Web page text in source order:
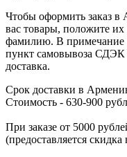
Чтобы оформить заказ
вас товары, положите
фамилию. В примечание
пункт самовывоза СДЭК
доставка.
Срок доставки в
Стоимость - 630-900
При заказе от 5000
(предоставляется